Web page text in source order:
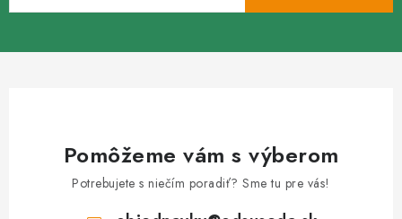
Pomôžeme vám s výberom
Potrebujete s niečím poradiť? Sme tu pre vás!